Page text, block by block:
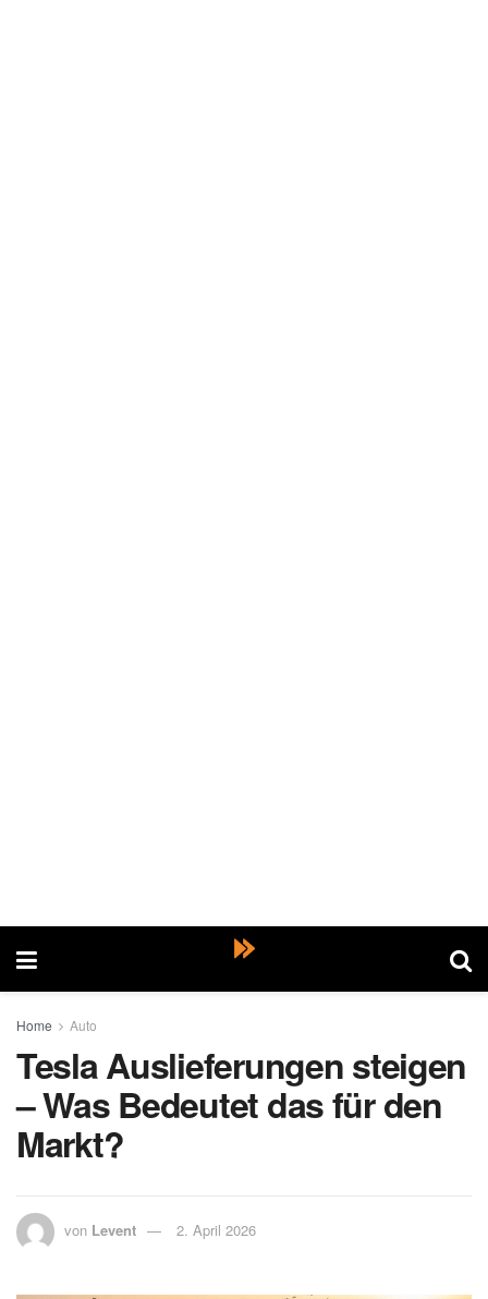
Home Auto
Tesla Auslieferungen steigen
– Was Bedeutet das für den
Markt?
von Levent 2. April 2026